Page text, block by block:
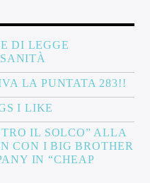
DI LEGGE
LA PUNTATA 283!!
I LIKE
IL SOLCO” ALLA
CON I BIG BROTHER
IN “CHEAP